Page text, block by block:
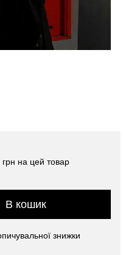
на цей товар
В кошик
знижки